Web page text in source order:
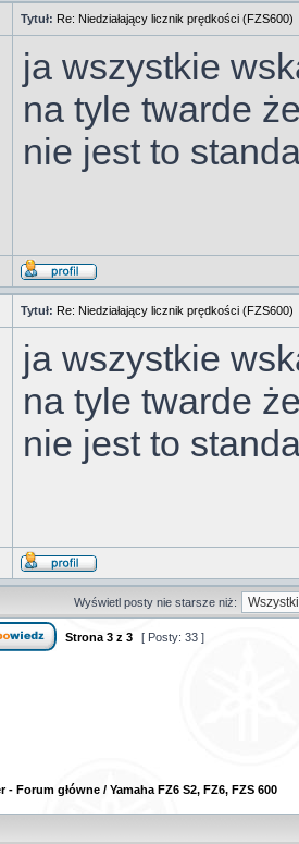
Tytuł: Re: Niedziałający licznik prędkości (FZS600)
ja wszystkie
na tyle twarde
nie jest to
Tytuł: Re: Niedziałający licznik prędkości (FZS600)
ja wszystkie
na tyle twarde
nie jest to
Wyświetl posty nie starsze niż:
Strona 3 z 3 [ Posty: 33 ]
- Forum główne / Yamaha FZ6 S2, FZ6, FZS 600